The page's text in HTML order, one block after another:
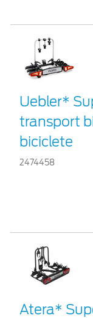
Uebler*
transport
biciclete
2474458
Atera*